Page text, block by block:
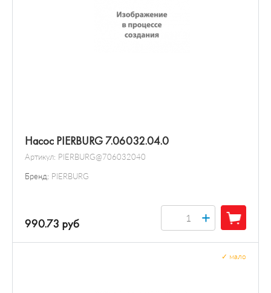
Насос PIERBURG 7.06032.04.0
Артикул: PIERBURG@706032040
Бренд: PIERBURG
990.73 руб +
мало